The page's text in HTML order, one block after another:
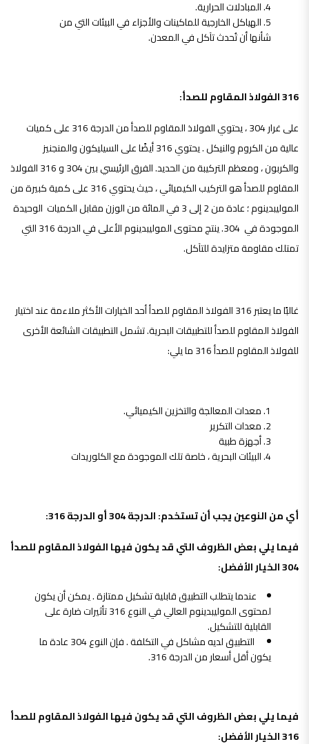
المبادلات الحرارية.
الهياكل الخارجية للماكينات والأجزاء في البيئات التي من
شأنها أن تُحدث تآكل في المعدن.
316 الفولاذ المقاوم للصدأ:
على غرار 304 ، يحتوي الفولاذ المقاوم للصدأ من الدرجة 316 على كميات
عالية من الكروم والنيكل . يحتوي 316 أيضًا على السيليكون والمنجنيز
والكربون ، ومعظم التركيبة من الحديد. الفرق الرئيسي بين 304 و 316 الفولاذ
المقاوم للصدأ هو التركيب الكيميائي ، حيث يحتوي 316 على كمية كبيرة من
الموليبدينوم ؛ عادة من 2 إلى 3 في المائة من الوزن مقابل الكميات الوحيدة
الموجودة في 304. ينتج محتوى الموليبدينوم الأعلى في الدرجة 316 التي
تمتلك مقاومة متزايدة للتآكل.
غالبًا ما يعتبر 316 الفولاذ المقاوم للصدأ أحد الخيارات الأكثر ملاءمة عند اختيار
الفولاذ المقاوم للصدأ للتطبيقات البحرية. تشمل التطبيقات الشائعة الأخرى
للفولاذ المقاوم للصدأ 316 ما يلي:
معدات المعالجة والتخزين الكيميائي.
معدات التكرير
أجهزة طبية
البيئات البحرية ، خاصة تلك الموجودة مع الكلوريدات
أي من النوعين يجب أن تستخدم: الدرجة 304 أو الدرجة 316:
فيما يلي بعض الظروف التي قد يكون فيها الفولاذ المقاوم للصدأ
304 الخيار الأفضل:
عندما يتطلب التطبيق قابلية تشكيل ممتازة . يمكن أن يكون
لمحتوى الموليبدينوم العالي في النوع 316 تأثيرات ضارة على
القابلية للتشكيل.
التطبيق لديه مشاكل في التكلفة . فإن النوع 304 عادة ما
يكون أقل أسعار من الدرجة 316.
فيما يلي بعض الظروف التي قد يكون فيها الفولاذ المقاوم للصدأ
316 الخيار الأفضل: